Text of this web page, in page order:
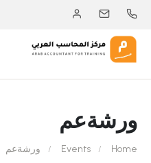
ورشةعم
Home
Events ورشةعم